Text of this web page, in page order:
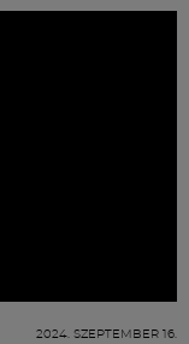
2024. SZEPTEMBER 16.